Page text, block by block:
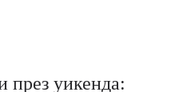
уикенда: